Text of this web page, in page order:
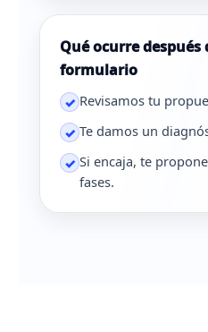
Qué ocurre después
formulario
✓ Revisamos tu
✓ Te damos un
✓ Si encaja, te
fases.